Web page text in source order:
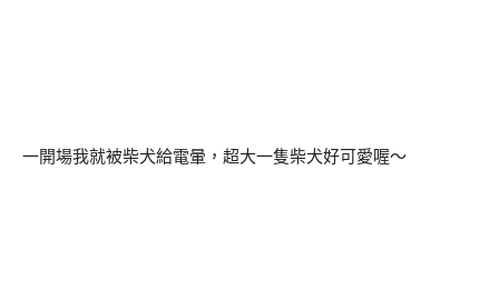
一開場我就被柴犬給電暈，超大一隻柴犬好可愛喔～